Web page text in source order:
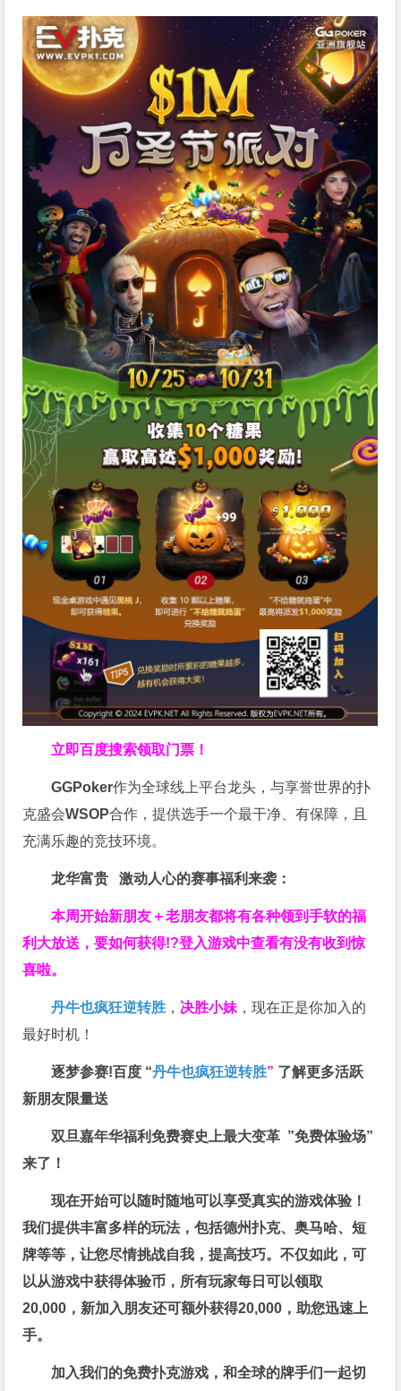
立即百度搜索领取门票！
GGPoker作为全球线上平台龙头，与享誉世界的扑
克盛会WSOP合作，提供选手一个最干净、有保障，且
充满乐趣的竞技环境。
龙华富贵 激动人心的赛事福利来袭：
本周开始新朋友＋老朋友都将有各种领到手软的福
利大放送，要如何获得!?登入游戏中查看有没有收到惊
喜啦。
丹牛也疯狂逆转胜 ， 决胜小妹 ，现在正是你加入的
最好时机！
逐梦参赛!百度 “丹牛也疯狂逆转胜” 了解更多活跃
新朋友限量送
双旦嘉年华福利免费赛史上最大变革 ”免费体验场”
来了！
现在开始可以随时随地可以享受真实的游戏体验！
我们提供丰富多样的玩法，包括德州扑克、奥马哈、短
牌等等，让您尽情挑战自我，提高技巧。不仅如此，可
以从游戏中获得体验币，所有玩家每日可以领取
20,000，新加入朋友还可额外获得20,000，助您迅速上
手。
加入我们的免费扑克游戏，和全球的牌手们一起切